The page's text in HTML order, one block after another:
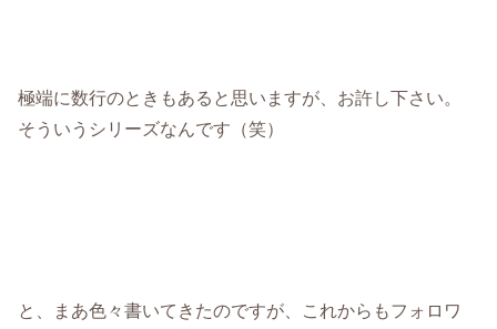
極端に数行のときもあると思いますが、お許し下さい。
そういうシリーズなんです（笑）
と、まあ色々書いてきたのですが、これからもフォロワ